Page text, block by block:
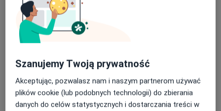
250 zł - 400 zł Szczegóły
Jadłospis 14-dniowy
Jadłospis 7-dniowy
150 zł Szczegóły Umów wizytę
Szanujemy Twoją prywatność
Akceptując, pozwalasz nam i naszym partnerom używać
plików cookie (lub podobnych technologii) do zbierania
danych do celów statystycznych i dostarczania treści w